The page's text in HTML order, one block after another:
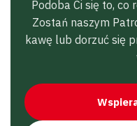
Podoba Ci się to,
Zostań naszym
kawę lub dorzuć się